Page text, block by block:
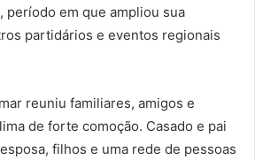
período em que ampliou sua
partidários e eventos regionais
reuniu familiares, amigos e
de forte comoção. Casado e pai
filhos e uma rede de pessoas